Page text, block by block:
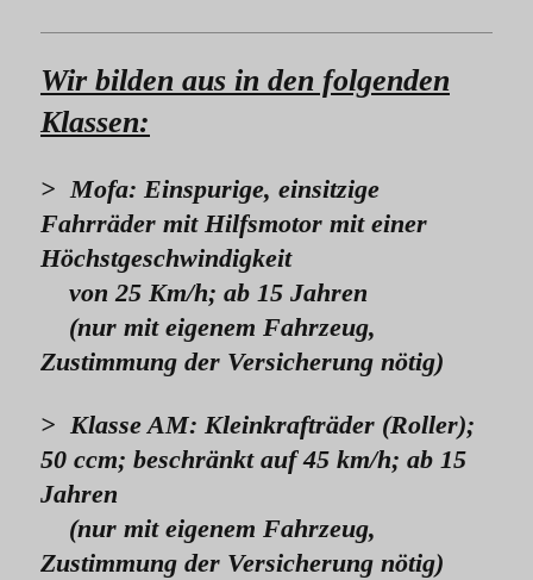
Wir bilden aus in den folgenden
Klassen:
> Mofa: Einspurige, einsitzige
Fahrräder mit Hilfsmotor mit einer
Höchstgeschwindigkeit
von 25 Km/h; ab 15 Jahren
(nur mit eigenem Fahrzeug,
Zustimmung der Versicherung nötig)
> Klasse AM: Kleinkrafträder (Roller);
50 ccm; beschränkt auf 45 km/h; ab 15
Jahren
(nur mit eigenem Fahrzeug,
Zustimmung der Versicherung nötig)